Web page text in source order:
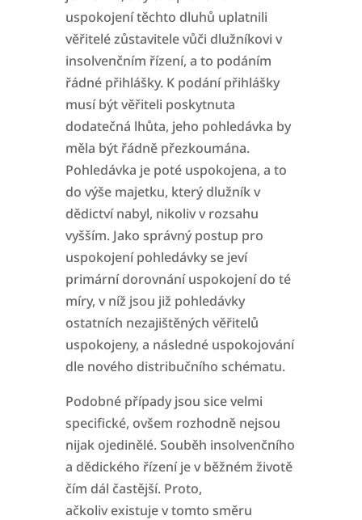
uspokojení těchto dluhů uplatnili
věřitelé zůstavitele vůči dlužníkovi v
insolvenčním řízení, a to podáním
řádné přihlášky. K podání přihlášky
musí býtvěřiteli poskytnuta
dodatečná lhůta, jeho pohledávka by
měla být řádně přezkoumána.
Pohledávka je poté uspokojena, a to
do výše majetku, který dlužník v
dědictví nabyl, nikoliv v rozsahu
vyšším. Jako správný postup pro
uspokojení pohledávky se jeví
primární dorovnání uspokojení do té
míry, v níž jsou již pohledávky
ostatních nezajištěných věřitelů
uspokojeny, a následné uspokojování
dle nového distribučního schématu.
Podobné případy jsou sice velmi
specifické, ovšem rozhodně nejsou
nijak ojedinělé. Souběh insolvenčního
a dědického řízení je v běžném životě
čím dál častější. Proto,
ačkoliv existuje v tomto směru